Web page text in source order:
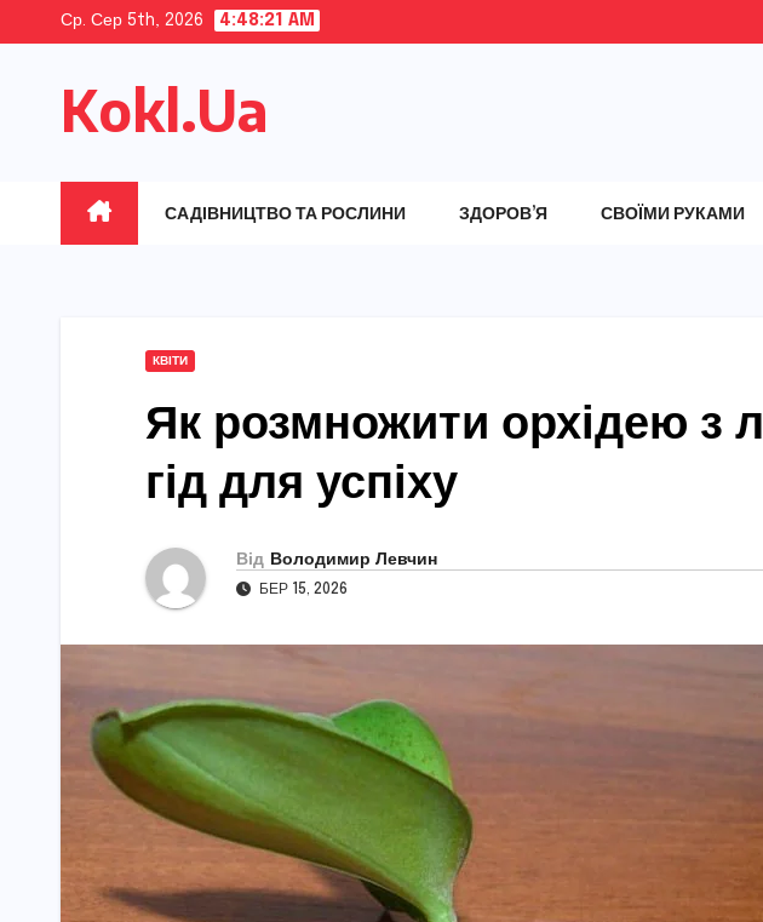
content
Ср. Сер 5th, 2026 4:48:22 AM
Kokl.Ua
САДІВНИЦТВО ТА РОСЛИНИ ЗДОРОВ’Я СВОЇМИ РУКАМИ
КВІТИ
Як розмножити орхідею з
гід для успіху
Від Володимир Левчин
БЕР 15, 2026